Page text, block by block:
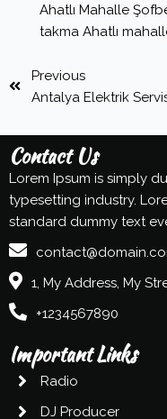
Ahatlı Mahalle
takma Ahatlı
Previous
Antalya Elektrik
Contact Us
Lorem Ipsum is simply
typesetting industry.
standard dummy text
1, My Address, My
+1234567890
Important Links
Radio
DJ Producer